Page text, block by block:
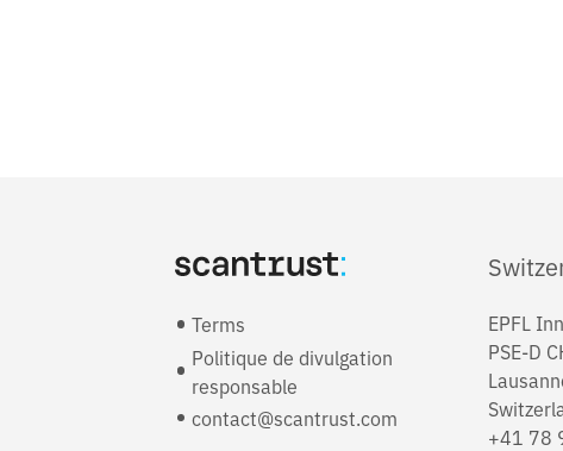
Terms
Politique de divulgation
responsable
contact@scantrust.com
EPFL
PSE-D
+41 78